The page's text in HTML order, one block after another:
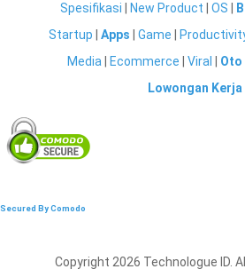
Spesifikasi
New Product |OS
Startup |Apps |Game
Media
Ecommerce |Viral Oto
Lowongan Kerja
Secured By Comodo
Copyright 2026 Technologue ID.